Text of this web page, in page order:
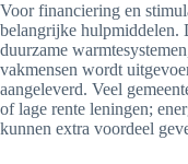
Voor financiering en
belangrijke hulpmiddelen.
duurzame
vakmensen wordt
aangeleverd. Veel
of lage rente leningen;
kunnen extra voordeel